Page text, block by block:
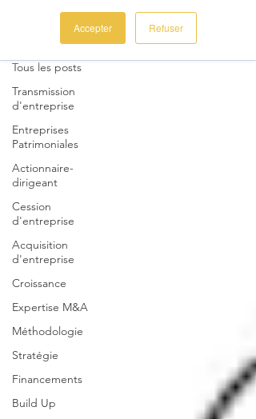
Accepter Refuser
Tous les posts
Transmission
d'entreprise
Entreprises
Patrimoniales
Actionnaire-
dirigeant
Cession
d'entreprise
Acquisition
d'entreprise
Croissance
Expertise M&A
Méthodologie
Stratégie
Financements
Build Up
Tous les posts